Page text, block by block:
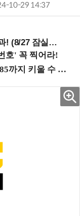
10-29 14:37
27 잠실역)